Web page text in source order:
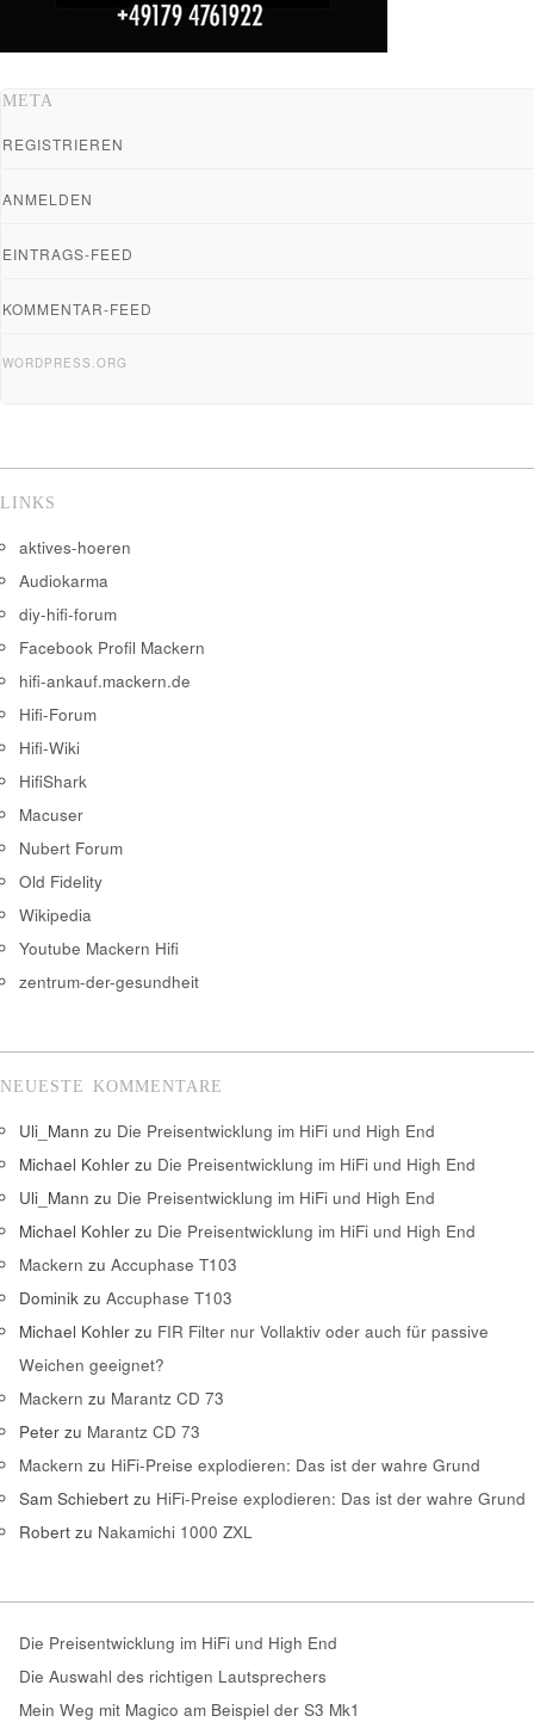
META
REGISTRIEREN
ANMELDEN
EINTRAGS-FEED
KOMMENTAR-FEED
WORDPRESS.ORG
LINKS
aktives-hoeren
Audiokarma
diy-hifi-forum
Facebook Profil Mackern
hifi-ankauf.mackern.de
Hifi-Forum
Hifi-Wiki
HifiShark
Macuser
Nubert Forum
Old Fidelity
Wikipedia
Youtube Mackern Hifi
zentrum-der-gesundheit
NEUESTE KOMMENTARE
Uli_Mann zu Die Preisentwicklung im HiFi und High End
Michael Kohler zu Die Preisentwicklung im HiFi und High End
Uli_Mann zu Die Preisentwicklung im HiFi und High End
Michael Kohler zu Die Preisentwicklung im HiFi und High End
Mackern zu Accuphase T103
Dominik zu Accuphase T103
Michael Kohler zu FIR Filter nur Vollaktiv oder auch für passive
Weichen geeignet?
Mackern zu Marantz CD 73
Peter zu Marantz CD 73
Mackern zu HiFi-Preise explodieren: Das ist der wahre Grund
Sam Schiebert zu HiFi-Preise explodieren: Das ist der wahre Grund
Robert zu Nakamichi 1000 ZXL
Die Preisentwicklung im HiFi und High End
Die Auswahl des richtigen Lautsprechers
Mein Weg mit Magico am Beispiel der S3 Mk1